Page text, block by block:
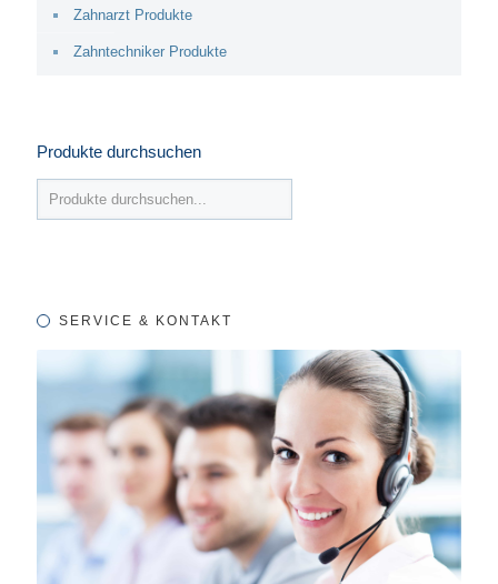
Zahnarzt Produkte
Zahntechniker Produkte
Produkte durchsuchen
SERVICE & KONTAKT